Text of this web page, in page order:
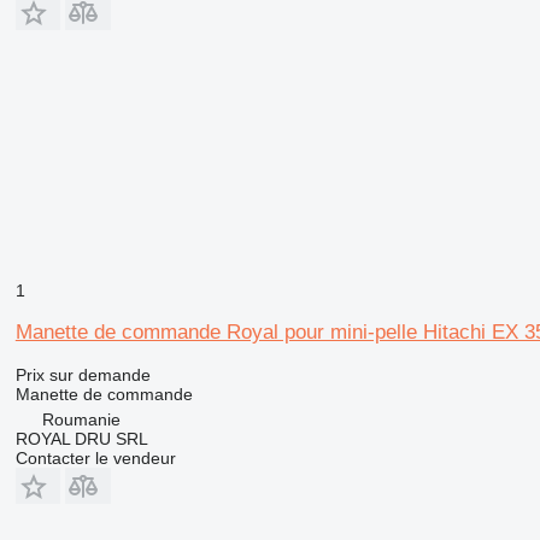
1
Manette de commande Royal pour mini-pelle Hitachi EX
Prix sur demande
Manette de commande
Roumanie
ROYAL DRU SRL
Contacter le vendeur